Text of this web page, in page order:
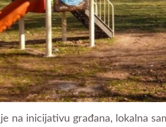
na inicijativu građana, lokalna